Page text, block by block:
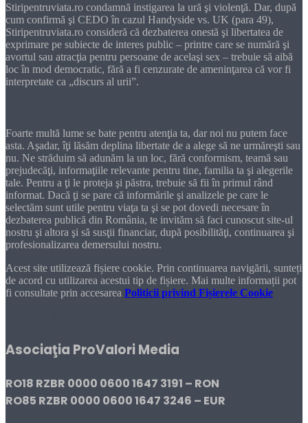
Stiripentruviata.ro condamnă instigarea la ură şi violenţă. Dar, după
cum confirmă şi CEDO în cazul Handyside vs. UK (para 49),
Stiripentruviata.ro consideră că dezbaterea onestă şi libertatea de
exprimare pe subiecte de interes public – printre care se numără şi
avortul sau atracţia pentru persoane de acelaşi sex – trebuie să aibă
loc în mod democratic, fără a fi cenzurate de ameninţarea că vor fi
interpretate ca „discurs al urii”.
Foarte multă lume se bate pentru atenţia ta, dar noi nu putem face
asta. Aşadar, îţi lăsăm deplina libertate de a alege să ne urmăreşti sau
nu. Ne străduim să adunăm la un loc, fără conformism, teamă sau
prejudecăţi, informaţiile relevante pentru tine, familia ta şi alegerile
tale. Pentru a ţi le proteja şi păstra, trebuie să fii în primul rând
informat. Dacă ţi se pare că informările şi analizele pe care le
selectăm sunt utile pentru viaţa ta şi se pot dovedi necesare în
dezbaterea publică din România, te invităm să faci cunoscut site-ul
nostru şi altora şi să susţii financiar, după posibilităţi, continuarea şi
profesionalizarea demersului nostru.
Acest site utilizează fișiere cookie. Prin continuarea navigării, sunteți
de acord cu utilizarea acestui tip de fișiere. Mai multe informații pot
fi consultate prin accesarea Politicii privind Fișierele Cookie
Asociaţia ProValori Media
RO18 RZBR 0000 0600 1647 3191 – RON
RO85 RZBR 0000 0600 1647 3246 – EUR